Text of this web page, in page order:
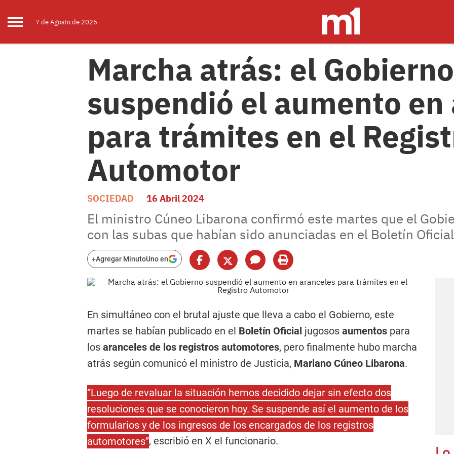
7 deAgostode 2026
Marcha atrás: el Gobierno
suspendió el aumento en
para trámites en el
Automotor
SOCIEDAD 16 Abril 2024
El ministro Cúneo Libarona confirmó este martes que el
con las subas que habían sido anunciadas en el Boletín
+Agregar MinutoUno en
En simultáneo con el brutal ajuste que lleva a cabo el Gobierno, este
martes se habían publicado en el Boletín Oficial jugosos aumentos para
los aranceles de los registros automotores, pero finalmente hubo marcha
atrás según comunicó el ministro de Justicia, Mariano Cúneo Libarona.
“Luego de revaluar la situación hemos decidido dejar sin efecto dos
resoluciones que se conocieron hoy. Se suspende así el aumento de los
formularios y de los ingresos de los encargados de los registros
automotores”, escribió en X el funcionario.